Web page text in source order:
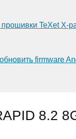
TeXet X-
firmware
8.2